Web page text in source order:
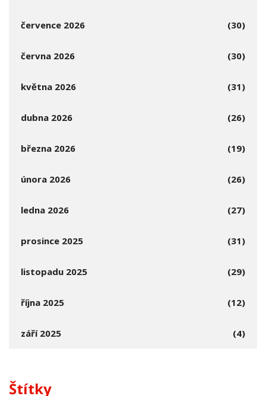
července 2026 (30)
června 2026 (30)
května 2026 (31)
dubna 2026 (26)
března 2026 (19)
února 2026 (26)
ledna 2026 (27)
prosince 2025 (31)
listopadu 2025 (29)
října 2025 (12)
září 2025 (4)
Štítky